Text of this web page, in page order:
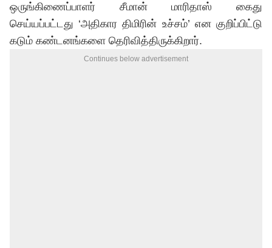
ஒருங்கிணைப்பாளர் சீமான் மாரிதாஸ் கைது
செய்யப்பட்டது ‘அதிகார திமிரின் உச்சம்’ என குறிப்பிட்டு
கடும் கண்டனங்களை தெரிவித்திருக்கிறார்.
Continues below advertisement